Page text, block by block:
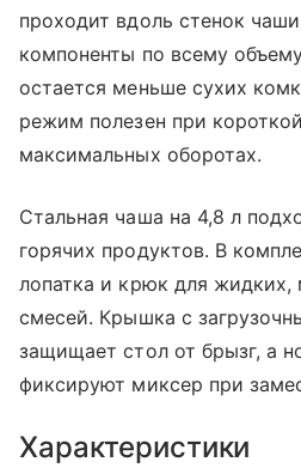
проходит вдоль стенок
компоненты по всему
остается меньше сухих
режим полезен при
максимальных оборотах.
Стальная чаша на 4,8 л
горячих продуктов. В
лопатка и крюк для жидких,
смесей. Крышка с
защищает стол от брызг, а
фиксируют миксер при
Характеристики